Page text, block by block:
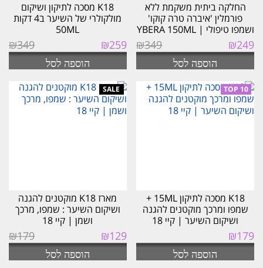
החלקה ביתית משקמת ללא
פורמלין 'איברה טרה קוקו'
ושמפו טיפולי | YBERA 150ML
₪349
המחיר
המקורי
₪249
הנוכחי
הוא:הוספה לסל
K18 מסכה לתיקון ושיקום
מולקולרי של השיער ב4 דקות
50ML
₪349
המחיר
המקורי
₪259
הנוכחי
הוא:הוספה לסל
K18 מסכה לתיקון 15ML +
שמפו ומרכך מוקטנים להגנה
ושיקום השיער | קיי 18
₪179
הוספה לסל
מארז K18 מוקטנים להגנה
ושיקום השיער : שמפו, מרכך
ושמן | קיי 18
₪179
המחיר
המקורי
₪129
הנוכחי
הוא:הוספה לסל